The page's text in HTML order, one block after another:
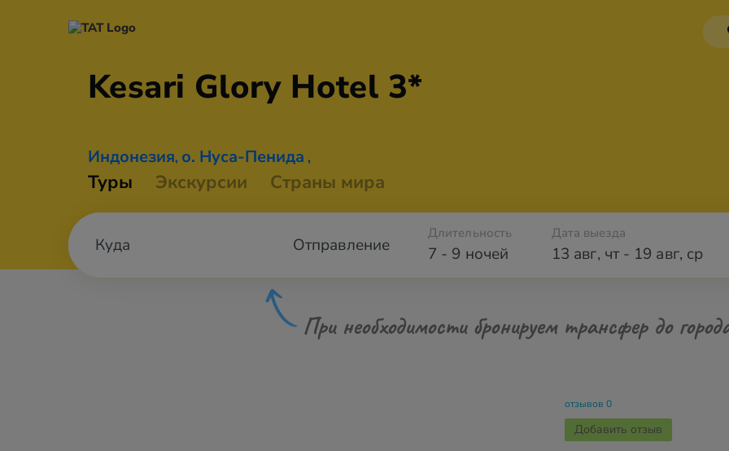
Kesari Glory Hotel 3*
Индонезия, о. Нуса-Пенида ,
Туры Экскурсии Страны мира
Отправление 7 - 9 ночей
Длительность Дата выезда
13 авг, чт- 19 авг, ср
При необходимости бронируем трансфер до
отзывов 0
Добавить отзыв